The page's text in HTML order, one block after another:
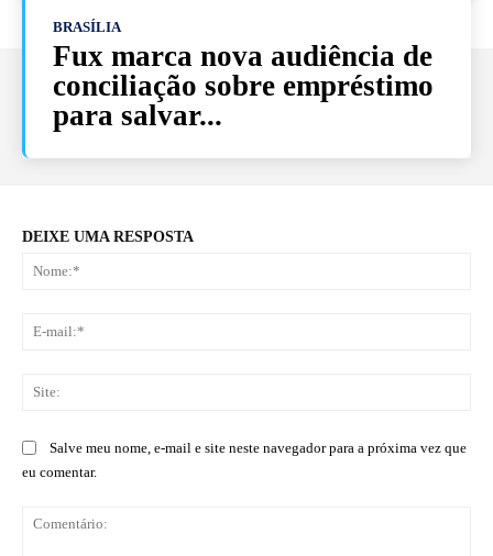
BRASÍLIA
Fux marca nova audiência de
conciliação sobre empréstimo
para salvar...
DEIXE UMA RESPOSTA
Salve meu nome, e-mail e site neste navegador para a próxima vez que
eu comentar.